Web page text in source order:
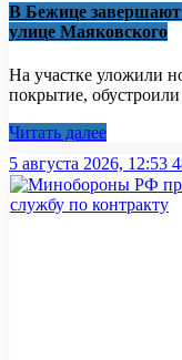
В Бежице завершают
улице Маяковского
На участке уложили
покрытие,
Читать далее
5 августа 2026, 12:53